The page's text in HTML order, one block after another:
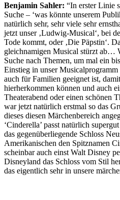
Benjamin Sahler: “In erster Linie
Suche – ‘was könnte unserem
natürlich sehr, sehr viele sehr
jetzt unser ‚Ludwig-Musical‘, bei
Tode kommt, oder ‚Die Päpstin‘.
gleichnamigen Musical stürzt ab…
Suche nach Themen, um mal ein
Einstieg in unser
auch für Familien geeignet ist,
hierherkommen können und auch
Theaterabend oder einen schönen
war jetzt natürlich erstmal so das
dieses diesen Märchenbereich
‘Cinderella’ passt natürlich
das gegenüberliegende Schloss
Amerikanischen den Spitznamen
scheinbar auch einst Walt Disney
Disneyland das Schloss vom Stil
das eigentlich sehr in unsere